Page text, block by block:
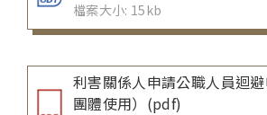
檔案大小: 15kb
利害關係人申請公職人員迴
團體使用）(pdf)